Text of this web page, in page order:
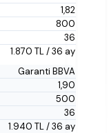
1,82
800
36
1.870 TL / 36 ay
Garanti BBVA
1,90
500
36
1.940 TL / 36 ay